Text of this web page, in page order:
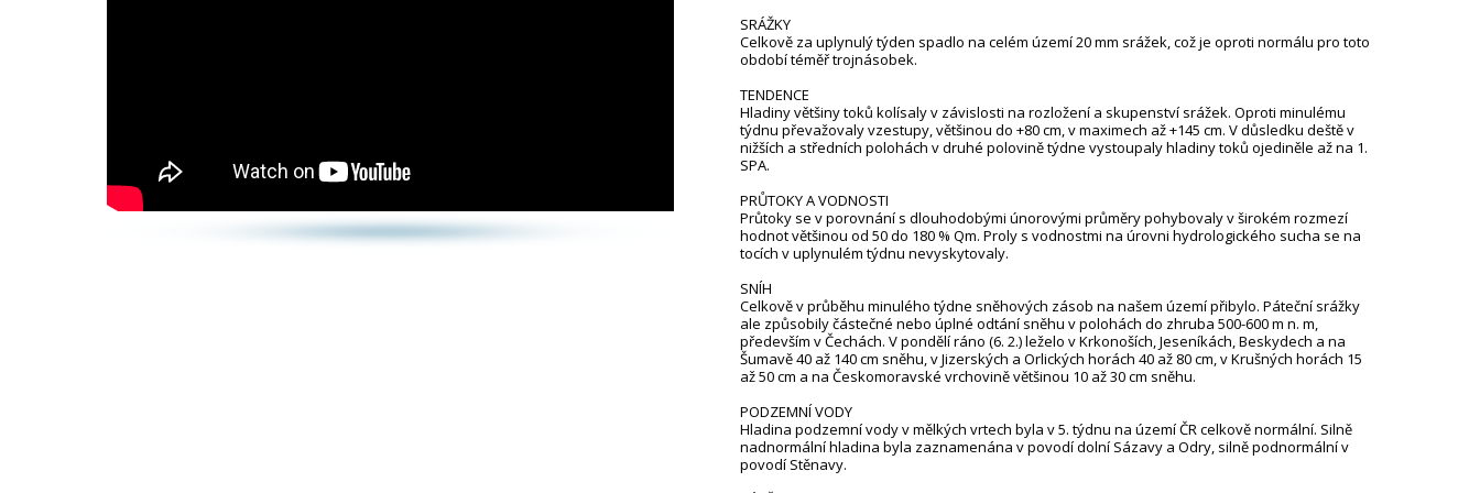
SRÁŽKY
Celkově za uplynulý týden spadlo na celém území 20 mm srážek, což je oproti normálu pro toto
období téměř trojnásobek.
TENDENCE
Hladiny většiny toků kolísaly v závislosti na rozložení a skupenství srážek. Oproti minulému
týdnu převažovaly vzestupy, většinou do +80 cm, v maximech až +145 cm. V důsledku deště v
nižších a středních polohách v druhé polovině týdne vystoupaly hladiny toků ojediněle až na 1.
SPA.
PRŮTOKY A VODNOSTI
Průtoky se v porovnání s dlouhodobými únorovými průměry pohybovaly v širokém rozmezí
hodnot většinou od 50 do 180 % Qm. Profily s vodnostmi na úrovni hydrologického sucha se na
tocích v uplynulém týdnu nevyskytovaly.
SNÍH
Celkově v průběhu minulého týdne sněhových zásob na našem území přibylo. Páteční srážky
ale způsobily částečné nebo úplné odtání sněhu v polohách do zhruba 500-600 m n. m,
především v Čechách. V pondělí ráno (6. 2.) leželo v Krkonoších, Jeseníkách, Beskydech a na
Šumavě 40 až 140 cm sněhu, v Jizerských a Orlických horách 40 až 80 cm, v Krušných horách 15
až 50 cm a na Českomoravské vrchovině většinou 10 až 30 cm sněhu.
PODZEMNÍ VODY
Hladina podzemní vody v mělkých vrtech byla v 5. týdnu na území ČR celkově normální. Silně
nadnormální hladina byla zaznamenána v povodí dolní Sázavy a Odry, silně podnormální v
povodí Stěnavy.